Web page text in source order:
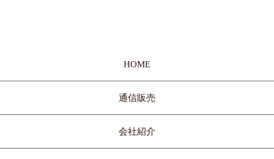
HOME
通信販売
会社紹介